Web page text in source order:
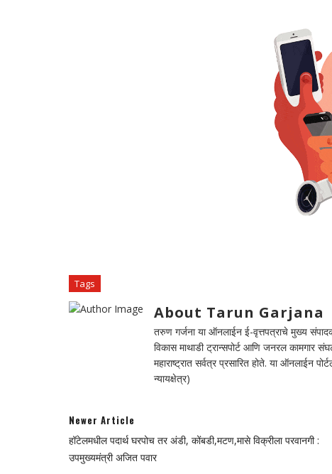
Tags
About Tarun Garjana
तरुण गर्जना या ऑनलाईन ई-वृत्तपत्राचे मुख्य
विकास माथाडी ट्रान्सपोर्ट आणि जनरल कामगार
महाराष्ट्रात सर्वत्र प्रसारित होते. या ऑनलाईन
न्यायक्षेत्र)
Newer Article
हॉटेलमधील पदार्थ घरपोच तर अंडी, कोंबडी,मटण,मासे विक्रीला परवानगी :
उपमुख्यमंत्री अजित पवार